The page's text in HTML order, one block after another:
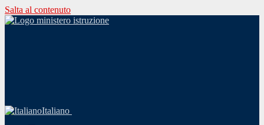
Salta al contenuto
Italiano